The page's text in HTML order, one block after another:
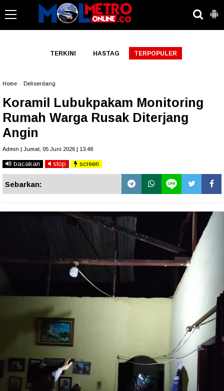
TERKINI HASTAG TERPOPULER
Home Deliserdang
Koramil Lubukpakam Monitoring
Rumah Warga Rusak Diterjang
Angin
Admin | Jumat, 05 Juni 2026 | 13:48
bacakan stop screen
Sebarkan: